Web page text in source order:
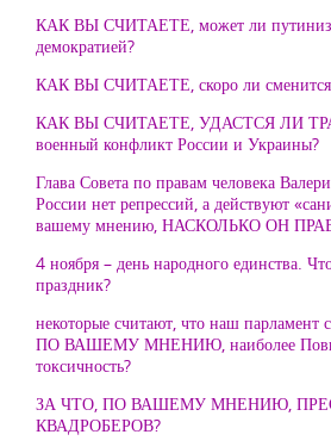
КАК ВЫ СЧИТАЕТЕ, может ли
демократией?
КАК ВЫ СЧИТАЕТЕ, скоро ли сменится
КАК ВЫ СЧИТАЕТЕ, УДАСТСЯ ЛИ
военный конфликт России и Украины?
Глава Совета по правам человека
России нет репрессий, а действуют
вашему мнению, НАСКОЛЬКО ОН
4 ноября – день народного единства.
праздник?
некоторые считают, что наш парламент
ПО ВАШЕМУ МНЕНИЮ, наиболее
токсичность?
ЗА ЧТО, ПО ВАШЕМУ МНЕНИЮ,
КВАДРОБЕРОВ?